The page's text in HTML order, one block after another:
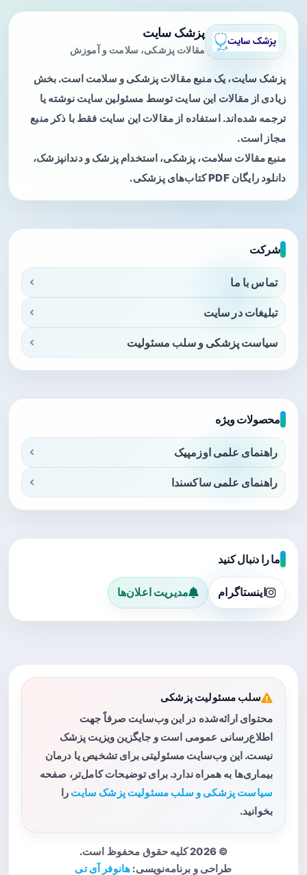
پزشک سایت
مقالات پزشکی، سلامت و آموزش
پزشک سایت، یک منبع مقالات پزشکی و سلامت است. بخش
زیادی از مقالات این سایت توسط مسئولین سایت نوشته یا
ترجمه شده‌اند. استفاده از مقالات این سایت فقط با ذکر منبع
مجاز است.
منبع مقالات سلامت، پزشکی، استخدام پزشک و دندانپزشک،
دانلود رایگان PDF کتاب‌های پزشکی.
شرکت
تماس با ما
تبلیغات در سایت
سیاست پزشکی و سلب مسئولیت
محصولات ویژه
راهنمای علمی اوزمپیک
راهنمای علمی ساکسندا
ما را دنبال کنید
اینستاگرام مدیریت اعلان‌ها
سلب مسئولیت پزشکی
محتوای ارائه‌شده در این وب‌سایت صرفاً جهت
اطلاع‌رسانی عمومی است و جایگزین ویزیت پزشک
نیست. این وب‌سایت مسئولیتی برای تشخیص یا درمان
بیماری‌ها به همراه ندارد. برای توضیحات کامل‌تر، صفحه
سیاست پزشکی و سلب مسئولیت پزشک سایت را
بخوانید.
© 2026 کلیه حقوق محفوظ است.
طراحی و برنامه‌نویسی: هانوفر آی تی